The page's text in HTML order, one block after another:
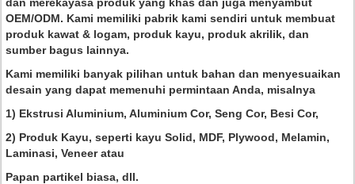
OEM/ODM. Kami memiliki pabrik kami sendiri untuk membuat
produk kawat & logam, produk kayu, produk akrilik, dan
sumber bagus lainnya.
Kami memiliki banyak pilihan untuk bahan dan menyesuaikan
desain yang dapat memenuhi permintaan Anda, misalnya
1) Ekstrusi Aluminium, Aluminium Cor, Seng Cor, Besi Cor,
2) Produk Kayu, seperti kayu Solid, MDF, Plywood, Melamin,
Laminasi, Veneer atau
Papan partikel biasa, dll.